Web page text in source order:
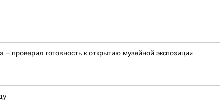
проверил готовность к открытию музейной экспозиции